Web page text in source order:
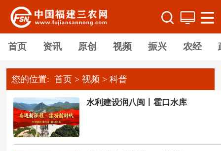
首页 资讯 原创 视频 振兴 农经
您的位置:首页 >视频 >科普
水利建设润八闽丨霍口水库